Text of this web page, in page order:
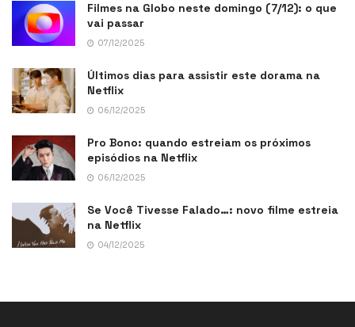
Filmes na Globo neste domingo (7/12): o que
vai passar
07/12/2025
Últimos dias para assistir este dorama na
Netflix
06/12/2025
Pro Bono: quando estreiam os próximos
episódios na Netflix
06/12/2025
Se Você Tivesse Falado…: novo filme estreia
na Netflix
04/12/2025